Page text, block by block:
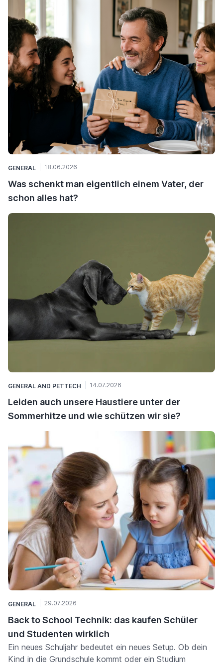
GENERAL 18.06.2026
Was schenkt man eigentlich einem Vater, der
schon alles hat?
GENERAL AND PETTECH 14.07.2026
Leiden auch unsere Haustiere unter der
Sommerhitze und wie schützen wir sie?
GENERAL 29.07.2026
Back to School Technik: das kaufen Schüler
und Studenten wirklich
Ein neues Schuljahr bedeutet ein neues Setup. Ob dein
Kind in die Grundschule kommt oder ein Studium